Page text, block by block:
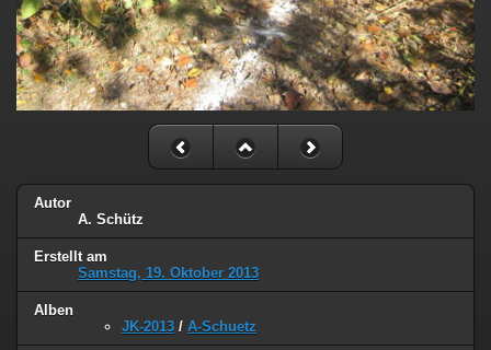
Autor
A. Schütz
Erstellt am
Samstag, 19. Oktober 2013
Alben
JK-2013 / A-Schuetz